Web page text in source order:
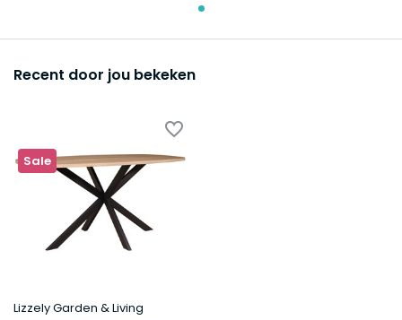
Recent door jou bekeken
Sale
Lizzely Garden & Living